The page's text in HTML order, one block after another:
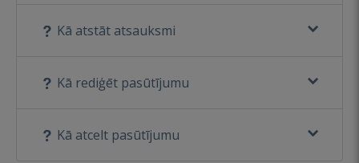
Kā atstāt atsauksmi
Kā rediģēt pasūtījumu
Kā atcelt pasūtījumu